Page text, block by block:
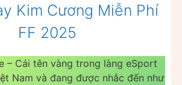
Kim Cương Miễn Phí
FF 2025
– Cái tên vàng trong làng eSport
Nam và đang được nhắc đến như